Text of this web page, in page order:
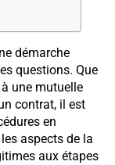
démarche
questions. Que
une mutuelle
contrat, il est
en
aspects de la
aux étapes